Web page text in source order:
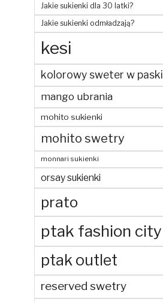
Jakie sukienki dla 30 latki?
Jakie sukienki odmładzają?
kesi
kolorowy sweter w paski
mango ubrania
mohito sukienki
mohito swetry
monnari sukienki
orsay sukienki
prato
ptak fashion city
ptak outlet
reserved swetry